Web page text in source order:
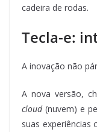
cadeira de rodas.
Tecla-e:
A inovação não
A nova versão,
cloud(nuvem) e
suas experiências